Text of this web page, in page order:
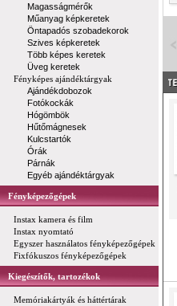
Magasságmérők
Műanyag képkeretek
Öntapadós szobadekorok
Szives képkeretek
Több képes keretek
Üveg keretek
Fényképes ajándéktárgyak
Ajándékdobozok
Fotókockák
Hógömbök
Hűtőmágnesek
Kulcstartók
Órák
Párnák
Egyéb ajándéktárgyak
Fényképezőgépek
Instax kamera és film
Instax nyomtató
Egyszer használatos fényképezőgépek
Fixfókuszos fényképezőgépek
Kiegészítők, tartozékok
Memóriakártyák és háttértárak